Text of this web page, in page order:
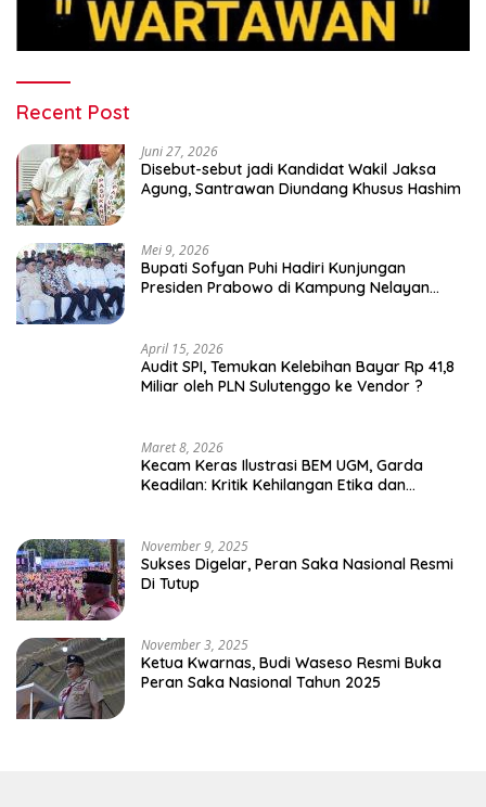
Recent Post
Juni 27, 2026
Disebut-sebut jadi Kandidat Wakil Jaksa
Agung, Santrawan Diundang Khusus Hashim
Mei 9, 2026
Bupati Sofyan Puhi Hadiri Kunjungan
Presiden Prabowo di Kampung Nelayan
April 15, 2026
Audit SPI, Temukan Kelebihan Bayar Rp 41,8
Miliar oleh PLN Sulutenggo ke Vendor ?
Maret 8, 2026
Kecam Keras Ilustrasi BEM UGM, Garda
Keadilan: Kritik Kehilangan Etika dan
November 9, 2025
Sukses Digelar, Peran Saka Nasional Resmi
Di Tutup
November 3, 2025
Ketua Kwarnas, Budi Waseso Resmi Buka
Peran Saka Nasional Tahun 2025